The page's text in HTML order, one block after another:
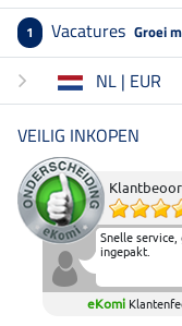
1 Vacatures Groei
NL | EUR
VEILIG INKOPEN
Snelle service,
ingepakt.
eKomi